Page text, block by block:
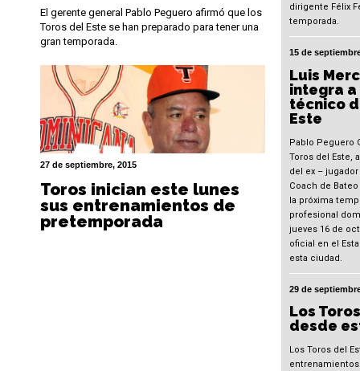
El gerente general Pablo Peguero afirmó que los
Toros del Este se han preparado para tener una
gran temporada.
27 de septiembre, 2015
Toros inician este lunes
sus entrenamientos de
pretemporada
dirigente Félix
temporada.
15 de
Luis
integra
técnico
Este
Pablo Peguero
Toros del Este,
del ex –
Coach de
la próxima
profesional
jueves 16 de
oficial en el
esta ciudad.
29 de
Los
desde
Los Toros del